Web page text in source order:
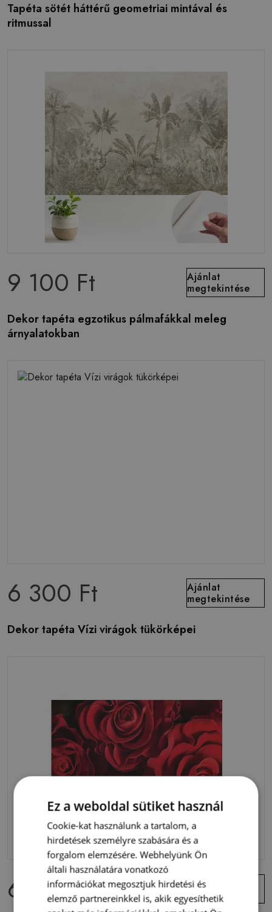
Tapéta sötét háttérű geometriai mintával és
ritmussal
9 100 Ft
Ajánlat
megtekintése
Dekor tapéta egzotikus pálmafákkal meleg
árnyalatokban
6 300 Ft
Ajánlat
megtekintése
Dekor tapéta Vízi virágok tükörképei
6 300 Ft
Ajánlat
megtekintése
Ez a weboldal sütiket használ
Cookie-kat használunk a tartalom, a
hirdetések személyre szabására és a
forgalom elemzésére. Webhelyünk Ön
általi használatára vonatkozó
információkat megosztjuk hirdetési és
elemző partnereinkkel is, akik egyesíthetik